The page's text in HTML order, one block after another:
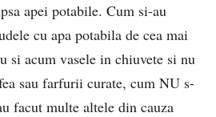
apei potabile. Cum si-au
cu apa potabila de cea mai
si acum vasele in chiuvete si nu
sau farfurii curate, cum NU s-
facut multe altele din cauza